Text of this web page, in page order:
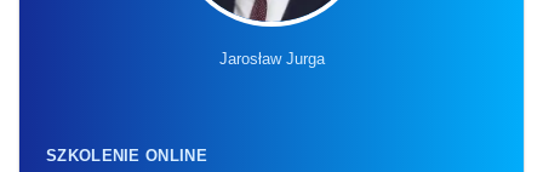
Jarosław Jurga
SZKOLENIE ONLINE